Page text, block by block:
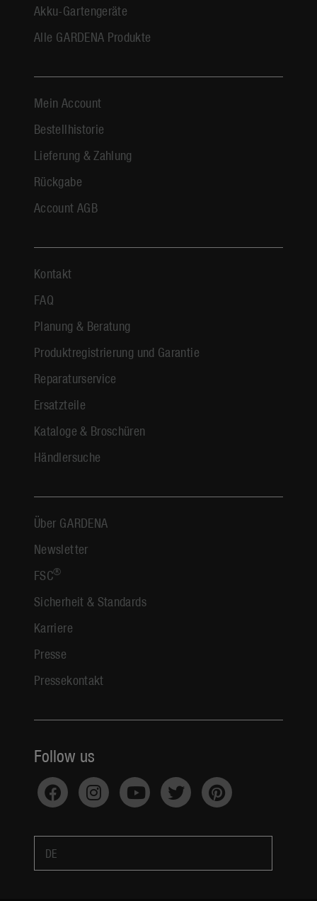
Akku-Gartengeräte
Alle GARDENA Produkte
Mein Account
Bestellhistorie
Lieferung & Zahlung
Rückgabe
Account AGB
Kontakt
FAQ
Planung & Beratung
Produktregistrierung und Garantie
Reparaturservice
Ersatzteile
Kataloge & Broschüren
Händlersuche
Über GARDENA
Newsletter
FSC®
Sicherheit & Standards
Karriere
Presse
Pressekontakt
Follow us
DE